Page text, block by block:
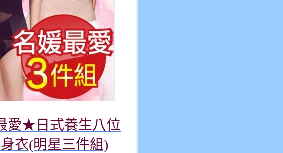
愛★日式養生八位
衣(明星三件組)